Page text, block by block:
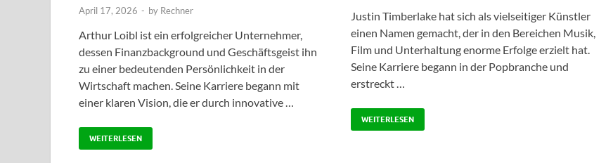
April 17, 2026 - by Rechner
Arthur Loibl ist ein erfolgreicher Unternehmer,
dessen Finanzbackground und Geschäftsgeist ihn
zu einer bedeutenden Persönlichkeit in der
Wirtschaft machen. Seine Karriere begann mit
einer klaren Vision, die er durch innovative …
WEITERLESEN
Justin Timberlake hat sich als vielseitiger Künstler
einen Namen gemacht, der in den Bereichen Musik,
Film und Unterhaltung enorme Erfolge erzielt hat.
Seine Karriere begann in der Popbranche und
erstreckt …
WEITERLESEN